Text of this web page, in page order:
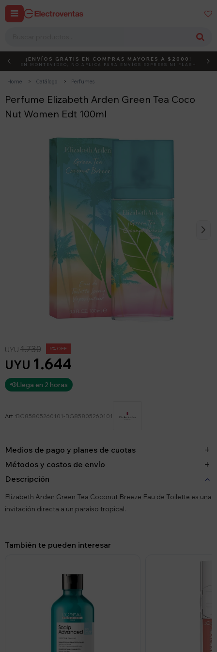
 
DEBUT ACTIVÁ EL CÓDIGO
¡ENVÍOS GRATIS EN COMPRAS MAYORES A $2000!
EN MONTEVIDEO, NO APLICA PARA ENVÍOS EXPRESS NI FLASH
Home Catálogo Perfumes
Perfume Elizabeth Arden Green Tea Coco
Nut Women Edt 100ml
UYU 1.644
UYU1.730 5
Llega en 2 horas
BG85805260101-BG85805260101
Medios de pago y planes de cuotas
Métodos y costos de envío
Descripción
Elizabeth Arden Green Tea Coconut Breeze Eau de Toilette es una
invitación directa a un paraíso tropical.
También te pueden interesar